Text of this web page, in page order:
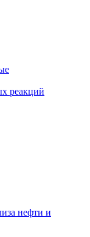
реакций
нефти и